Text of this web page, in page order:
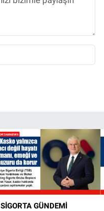
SIGORTA GÜNDEMI